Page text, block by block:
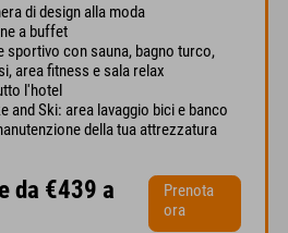
di design alla moda
a buffet
sportivo con sauna, bagno turco,
area fitness e sala relax
l'hotel
and Ski: area lavaggio bici e banco
della tua attrezzatura
da €439 a
Prenota
ora